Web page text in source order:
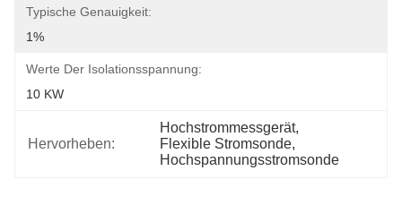
Typische Genauigkeit:
1%
Werte Der Isolationsspannung:
10 KW
Hervorheben:
Hochstrommessgerät,
Flexible Stromsonde,
Hochspannungsstromsonde